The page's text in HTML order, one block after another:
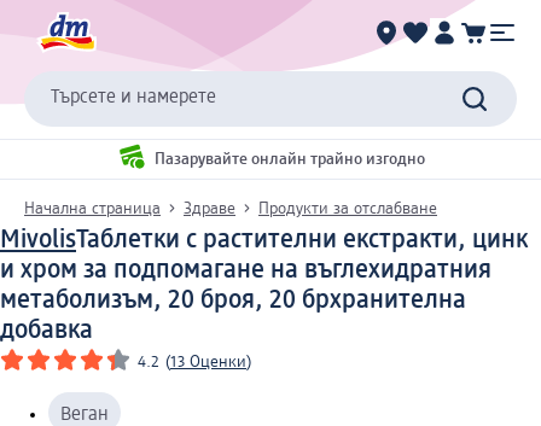
Търсете и намерете
Пазарувайте онлайн трайно изгодно
Начална страница Здраве Продукти за отслабване
MivolisТаблетки с растителни екстракти, цинк
и хром за подпомагане на въглехидратния
метаболизъм, 20 броя, 20 брхранителна
добавка
4.2 (13 Оценки)
Веган